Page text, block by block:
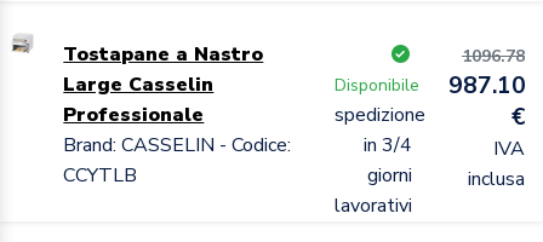
Tostapane a Nastro
Large Casselin
Professionale
Brand: CASSELIN - Codice:
CCYTLB
Disponibile
spedizione
in 3/4
giorni
lavorativi
1096.78
987.10
€
IVA
inclusa